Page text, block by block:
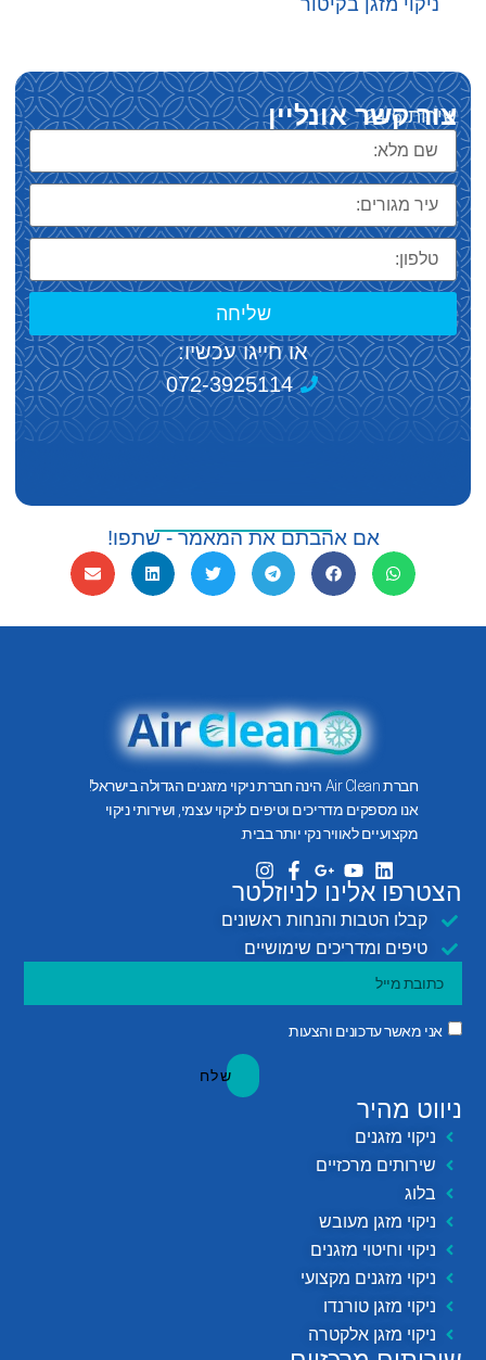
ניקוי מזגן בקיטור
שירות 24/6
צור קשר אונליין
שליחה
או חייגו עכשיו:
072-3925114
אם אהבתם את המאמר - שתפו!
חברת Air Clean הינה חברת ניקוי מזגנים הגדולה בישראל!
אנו מספקים מדריכים וטיפים לניקוי עצמי, ושירותי ניקוי
מקצועיים לאוויר נקי יותר בבית.
ניווט מהיר
ניקוי מזגנים
שירותים מרכזיים
בלוג
ניקוי מזגן מעובש
ניקוי וחיטוי מזגנים
ניקוי מזגנים מקצועי
ניקוי מזגן טורנדו
ניקוי מזגן אלקטרה
הצטרפו אלינו לניוזלטר
קבלו הטבות והנחות ראשונים
טיפים ומדריכים שימושיים
אני מאשר עדכונים והצעות
שלח